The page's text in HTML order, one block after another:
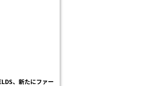
、新たにファー